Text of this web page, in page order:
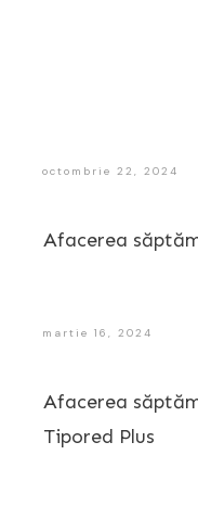
octombrie 22, 2024
Afacerea
martie 16, 2024
Afacerea
Tipored Plus